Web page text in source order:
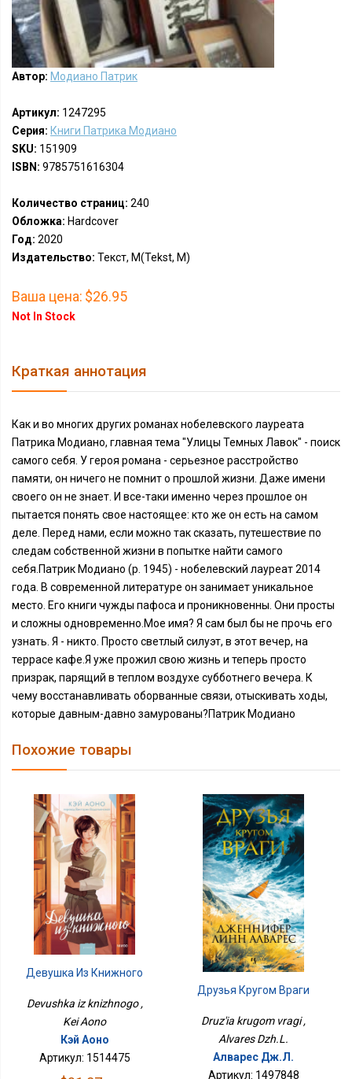
Автор: Модиано Патрик
Артикул: 1247295
Серия: Книги Патрика Модиано
SKU: 151909
ISBN: 9785751616304
Количество страниц: 240
Обложка: Hardcover
Год: 2020
Издательство: Текст, М(Tekst, M)
Ваша цена: $26.95
Not In Stock
Краткая аннотация
Как и во многих других романах нобелевского лауреата
Патрика Модиано, главная тема "Улицы Темных Лавок" - поиск
самого себя. У героя романа - серьезное расстройство
памяти, он ничего не помнит о прошлой жизни. Даже имени
своего он не знает. И все-таки именно через прошлое он
пытается понять свое настоящее: кто же он есть на самом
деле. Перед нами, если можно так сказать, путешествие по
следам собственной жизни в попытке найти самого
себя.Патрик Модиано (р. 1945) - нобелевский лауреат 2014
года. В современной литературе он занимает уникальное
место. Его книги чужды пафоса и проникновенны. Они просты
и сложны одновременно.Мое имя? Я сам был бы не прочь его
узнать. Я - никто. Просто светлый силуэт, в этот вечер, на
террасе кафе.Я уже прожил свою жизнь и теперь просто
призрак, парящий в теплом воздухе субботнего вечера. К
чему восстанавливать оборванные связи, отыскивать ходы,
которые давным-давно замурованы?Патрик Модиано
Похожие товары
Девушка Из Книжного
Devushka iz knizhnogo ,
Kei Aono
Кэй Аоно
Артикул: 1514475
Друзья Кругом Враги
Druz'ia krugom vragi ,
Alvares Dzh.L.
Алварес Дж.Л.
Артикул: 1497848